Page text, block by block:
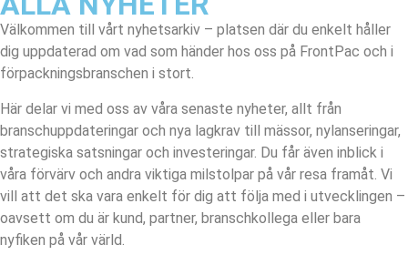
Välkommen till vårt nyhetsarkiv – platsen där du enkelt håller
dig uppdaterad om vad som händer hos oss på FrontPac och i
förpackningsbranschen i stort.
Här delar vi med oss av våra senaste nyheter, allt från
branschuppdateringar och nya lagkrav till mässor, nylanseringar,
strategiska satsningar och investeringar. Du får även inblick i
våra förvärv och andra viktiga milstolpar på vår resa framåt. Vi
vill att det ska vara enkelt för dig att följa med i utvecklingen –
oavsett om du är kund, partner, branschkollega eller bara
nyfiken på vår värld.